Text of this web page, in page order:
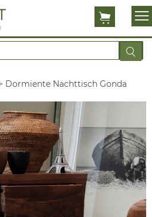
Dormiente Nachttisch Gonda